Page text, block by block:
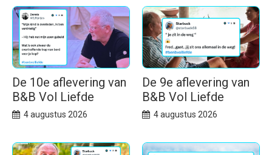
De 10e aflevering van
B&B Vol Liefde
4 augustus 2026
De 9e aflevering van
B&B Vol Liefde
4 augustus 2026